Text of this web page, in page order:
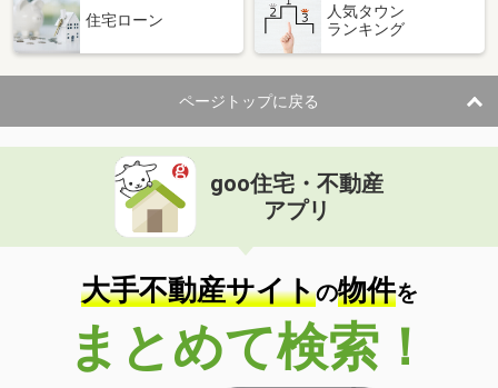
2,780万円
住 所
滋賀県守山市浮気町
専有面積 84.25m²
間取り
3LDK
滋賀県栗東市綣３丁目
価 格
2,080万円
住 所
滋賀県栗東市綣３丁目
専有面積 67.86m²
間取り
3LDK
滋賀県守山市今浜町
価 格
2,680万円
住宅ローン
人気タウン
ランキング
ページトップに戻る
goo住宅・不動産
アプリ
大手不動産サイトの物件を
まとめて検索！